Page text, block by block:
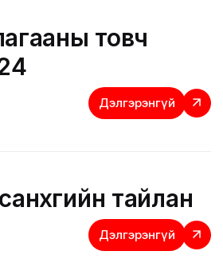
товч
Дэлгэрэнгүй
тайлан
Дэлгэрэнгүй